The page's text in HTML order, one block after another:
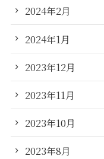
2024年2月
2024年1月
2023年12月
2023年11月
2023年10月
2023年8月